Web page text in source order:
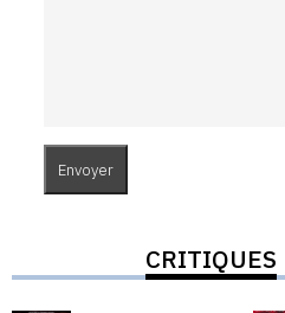
CRITIQUES